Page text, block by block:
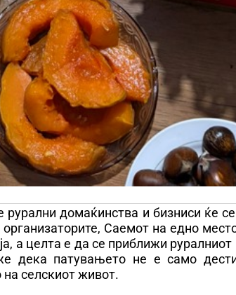
домаќинства и бизниси ќе
Саемот на едно
а целта е да се приближи руралниот
дека патувањето не е само
селскиот живот.